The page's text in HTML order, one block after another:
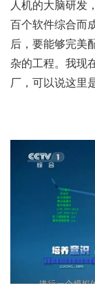
人机的大脑研发
百个软件综合而
后，要能够完美
杂的工程。我现
厂，可以说这里